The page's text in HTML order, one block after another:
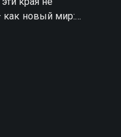
новый мир:
тропы, где
привычных
и неподдельный
в хорошем